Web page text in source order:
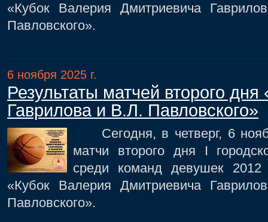
«Кубок Валерия Дмитриевича
Павловского».
6 ноября 2025 г.
Результаты матчей второго
Гаврилова и В.Л. Павловского»
Сегодня, в четверг, 6
матчи второго дня I
среди команд девушек
«Кубок Валерия Дмитриевича
Павловского».